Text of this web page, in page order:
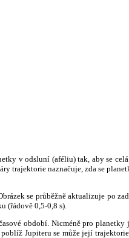
v odsluní (aféliu) tak, aby se
trajektorie naznačuje, zda se
se průběžně aktualizuje po
(řádově 0,5-0,8 s).
období. Nicméně pro
Jupiteru se může její